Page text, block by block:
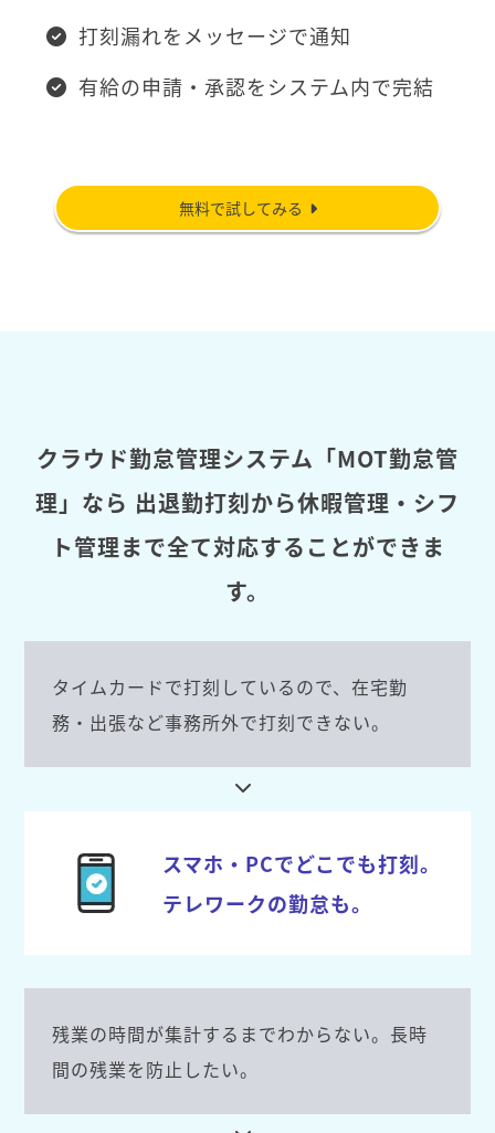
打刻漏れをメッセージで通知
有給の申請・承認をシステム内で完結
無料で試してみる
クラウド勤怠管理システム「MOT勤怠管
理」なら 出退勤打刻から休暇管理・シフ
ト管理まで全て対応することができま
す。
タイムカードで打刻しているので、在宅勤
務・出張など事務所外で打刻できない。
スマホ・PCでどこでも打刻。
テレワークの勤怠も。
残業の時間が集計するまでわからない。長時
間の残業を防止したい。